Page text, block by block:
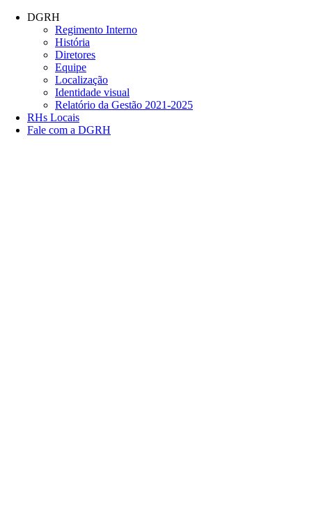
Conteúdo principal
DGRH
Regimento Interno
História
Diretores
Equipe
Localização
Identidade visual
Relatório da Gestão 2021-2025
RHs Locais
Fale com a DGRH